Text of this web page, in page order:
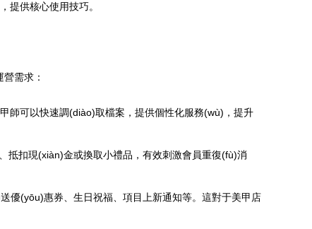
提供核心使用技巧。
需求：
師可以快速調(diào)取檔案，提供個性化服務(wù)，提升
抵扣現(xiàn)金或換取小禮品，有效刺激會員重復(fù)消
優(yōu)惠券、生日祝福、項目上新通知等。這對于美甲店